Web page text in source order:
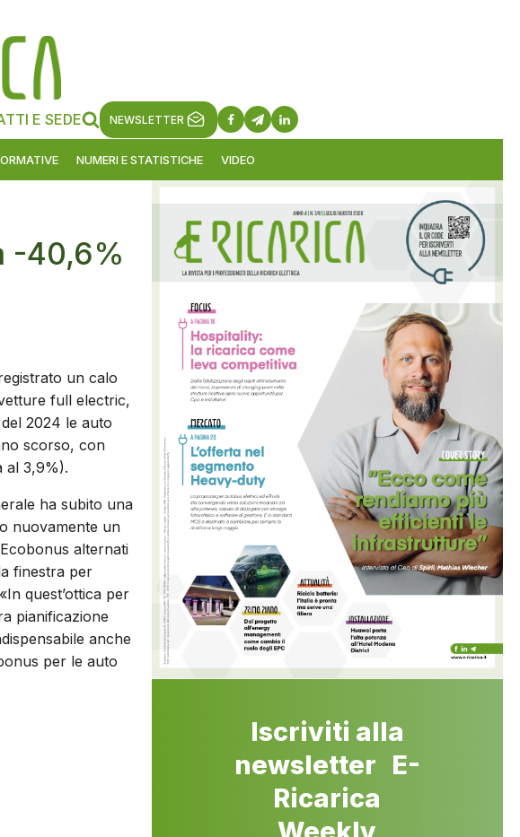
E SEDE NEWSLETTER
NUMERI E STATISTICHE VIDEO
-40,6%
un calo
full electric,
2024 le auto
scorso, con
al 3,9%).
ha subito una
nuovamente un
alternati
finestra per
quest’ottica per
pianificazione
anche
per le auto
Iscriviti alla
newsletter E-
Ricarica